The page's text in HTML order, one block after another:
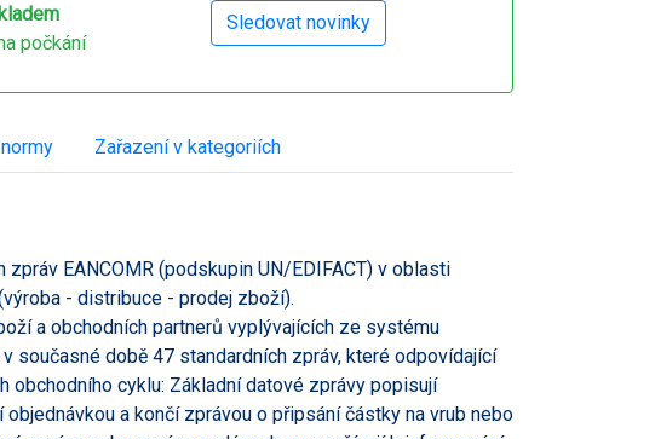
počkání
Zařazení v kategoriích
EANCOMR (podskupin UN/EDIFACT) v oblasti
- distribuce - prodej zboží).
a obchodních partnerů vyplývajících ze systému
současné době 47 standardních zpráv, které odpovídající
cyklu: Základní datové zprávy popisují
a končí zprávou o připsání částky na vrub nebo